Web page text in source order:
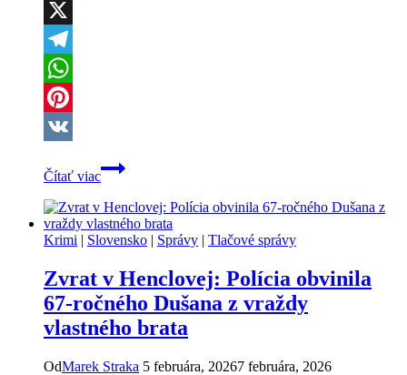
Messenger
X
Telegram
WhatsApp
Pinterest
Čítať viac
PÁTRANIE
UKONČENÉ:
koniec!
Nezvestnú
Máriu
sa
podarilo
vypátrať
Krimi | Slovensko | Správy | Tlačové správy
Zvrat v Henclovej: Polícia obvinila
67-ročného Dušana z vraždy
vlastného brata
OdMarek Straka 5 februára, 20267 februára, 2026